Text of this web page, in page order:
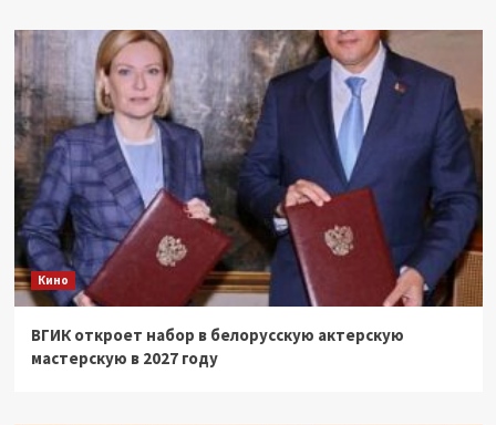
Кино
ВГИК откроет набор в белорусскую актерскую
мастерскую в 2027 году